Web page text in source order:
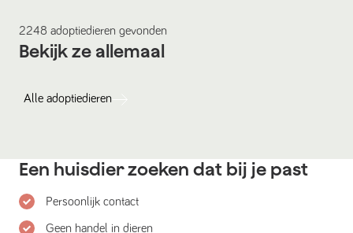
2248 adoptiedieren gevonden
Bekijk ze allemaal
Alle adoptiedieren
Een huisdier zoeken dat bij je past
Persoonlijk contact
Geen handel in dieren